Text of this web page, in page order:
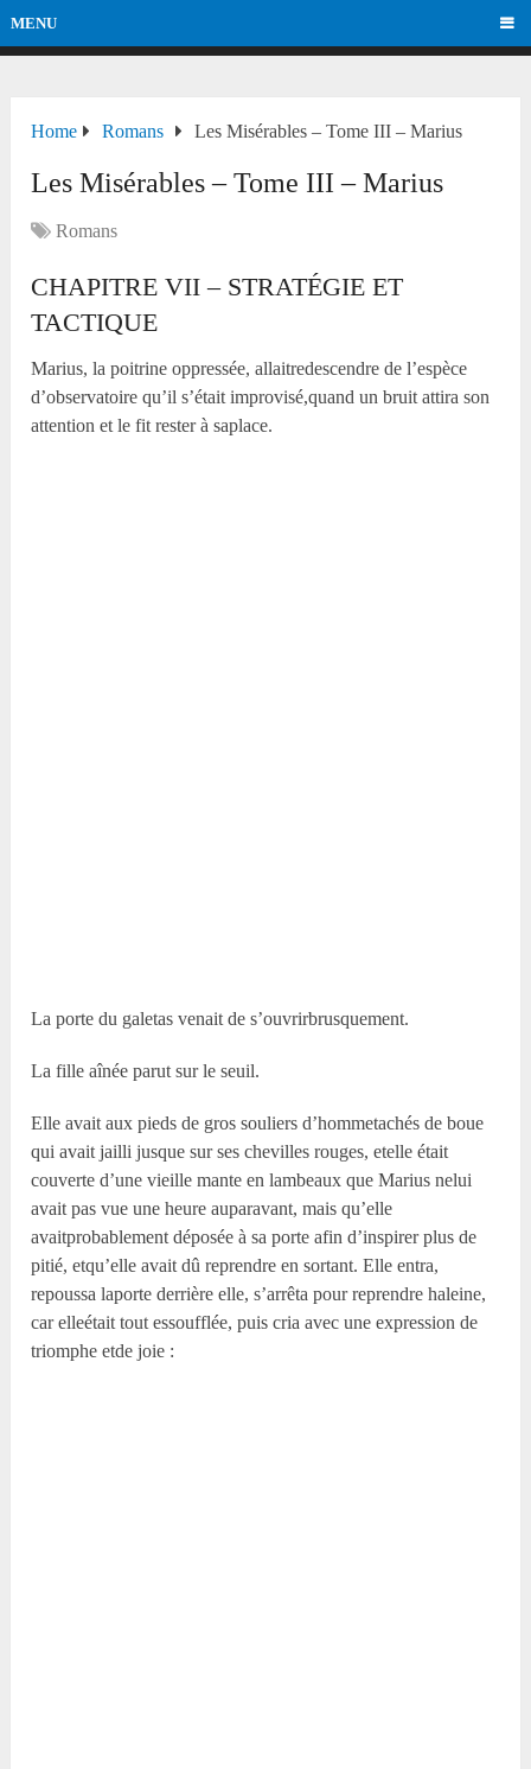
MENU
Home Romans Les Misérables – Tome III – Marius
Les Misérables – Tome III – Marius
Romans
CHAPITRE VII – STRATÉGIE ET
TACTIQUE
Marius, la poitrine oppressée, allaitredescendre de l’espèce
d’observatoire qu’il s’était improvisé,quand un bruit attira son
attention et le fit rester à saplace.
La porte du galetas venait de s’ouvrirbrusquement.
La fille aînée parut sur le seuil.
Elle avait aux pieds de gros souliers d’hommetachés de boue
qui avait jailli jusque sur ses chevilles rouges, etelle était
couverte d’une vieille mante en lambeaux que Marius nelui
avait pas vue une heure auparavant, mais qu’elle
avaitprobablement déposée à sa porte afin d’inspirer plus de
pitié, etqu’elle avait dû reprendre en sortant. Elle entra,
repoussa laporte derrière elle, s’arrêta pour reprendre haleine,
car elleétait tout essoufflée, puis cria avec une expression de
triomphe etde joie :